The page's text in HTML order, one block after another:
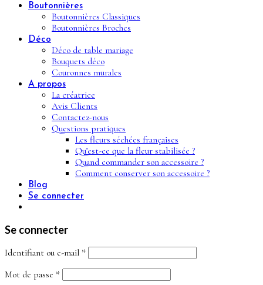
Boutonnières
Boutonnières Classiques
Boutonnières Broches
Déco
Déco de table mariage
Bouquets déco
Couronnes murales
A propos
La créatrice
Avis Clients
Contactez-nous
Questions pratiques
Les fleurs séchées françaises
Qu’est-ce que la fleur stabilisée ?
Quand commander son accessoire ?
Comment conserver son accessoire ?
Blog
Se connecter
Se connecter
Identifiant ou e-mail *Obligatoire
Mot de passe *Obligatoire